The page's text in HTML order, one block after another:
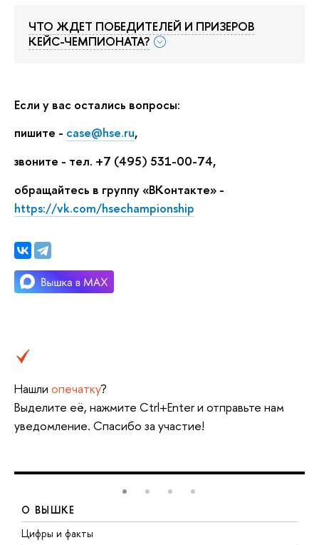
ЧТО ЖДЕТ ПОБЕДИТЕЛЕЙ И ПРИЗЕРОВ
КЕЙС-ЧЕМПИОНАТА?
Если у вас остались вопросы:
пишите - case@hse.ru,
звоните - тел. +7 (495) 531-00-74,
обращайтесь в группу «ВКонтакте» -
https://vk.com/hsechampionship
Нашли опечатку?
Выделите её, нажмите Ctrl+Enter и отправьте нам
уведомление. Спасибо за участие!
О ВЫШКЕ
Цифры и факты